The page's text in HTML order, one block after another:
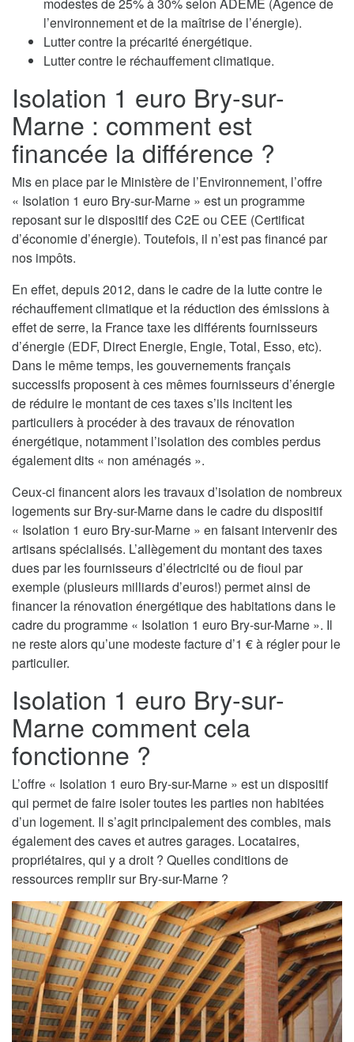
l’environnement et de la maîtrise de l’énergie).
Lutter contre la précarité énergétique.
Lutter contre le réchauffement climatique.
Isolation 1 euro Bry-sur-
Marne : comment est
financée la différence ?
Mis en place par le Ministère de l’Environnement, l’offre
« Isolation 1 euro Bry-sur-Marne » est un programme
reposant sur le dispositif des C2E ou CEE (Certificat
d’économie d’énergie). Toutefois, il n’est pas financé par
nos impôts.
En effet, depuis 2012, dans le cadre de la lutte contre le
réchauffement climatique et la réduction des émissions à
effet de serre, la France taxe les différents fournisseurs
d’énergie (EDF, Direct Energie, Engie, Total, Esso, etc).
Dans le même temps, les gouvernements français
successifs proposent à ces mêmes fournisseurs d’énergie
de réduire le montant de ces taxes s’ils incitent les
particuliers à procéder à des travaux de rénovation
énergétique, notamment l’isolation des combles perdus
également dits « non aménagés ».
Ceux-ci financent alors les travaux d’isolation de nombreux
logements sur Bry-sur-Marne dans le cadre du dispositif
« Isolation 1 euro Bry-sur-Marne » en faisant intervenir des
artisans spécialisés. L’allègement du montant des taxes
dues par les fournisseurs d’électricité ou de fioul par
exemple (plusieurs milliards d’euros!) permet ainsi de
financer la rénovation énergétique des habitations dans le
cadre du programme « Isolation 1 euro Bry-sur-Marne ». Il
ne reste alors qu’une modeste facture d’1 € à régler pour le
particulier.
Isolation 1 euro Bry-sur-
Marne comment cela
fonctionne ?
L’offre « Isolation 1 euro Bry-sur-Marne » est un dispositif
qui permet de faire isoler toutes les parties non habitées
d’un logement. Il s’agit principalement des combles, mais
également des caves et autres garages. Locataires,
propriétaires, qui y a droit ? Quelles conditions de
ressources remplir sur Bry-sur-Marne ?